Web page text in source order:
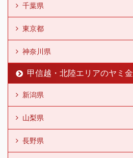
千葉県
東京都
神奈川県
甲信越・北陸エリアのヤミ金
新潟県
山梨県
長野県